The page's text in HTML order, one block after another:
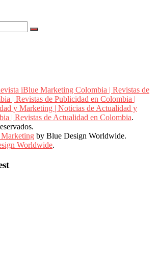
iBlue Marketing Colombia | Revistas de
| Revistas de Publicidad en Colombia |
y Marketing | Noticias de Actualidad y
| Revistas de Actualidad en Colombia.
by Blue Design Worldwide.
Worldwide.